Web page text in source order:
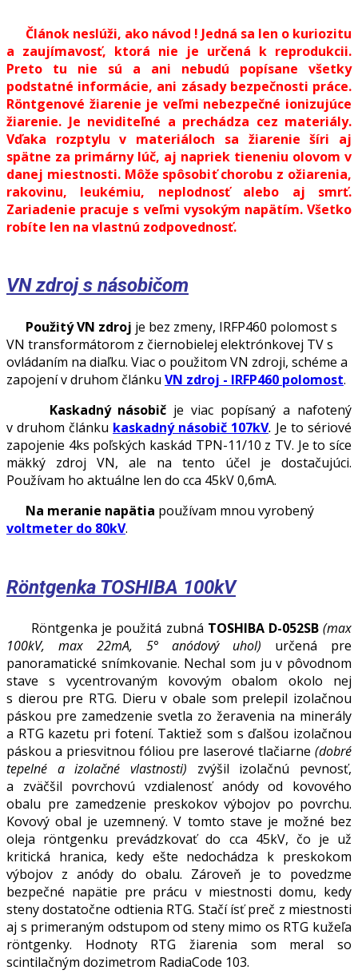
Článok neslúži, ako návod ! Jedná sa len o kuriozitu
a zaujímavosť, ktorá nie je určená k reprodukcii.
Preto tu nie sú a ani nebudú popísane všetky
podstatné informácie, ani zásady bezpečnosti práce.
Röntgenové žiarenie je veľmi nebezpečné ionizujúce
žiarenie. Je neviditeľné a prechádza cez materiály.
Vďaka rozptylu v materiáloch sa žiarenie šíri aj
spätne za primárny lúč, aj napriek tieneniu olovom v
danej miestnosti. Môže spôsobiť chorobu z ožiarenia,
rakovinu, leukémiu, neplodnosť alebo aj smrť.
Zariadenie pracuje s veľmi vysokým napätím. Všetko
robíte len na vlastnú zodpovednosť.
VN zdroj s násobičom
Použitý VN zdroj je bez zmeny, IRFP460 polomost s
VN transformátorom z čiernobielej elektrónkovej TV s
ovládaním na diaľku. Viac o použitom VN zdroji, schéme a
zapojení v druhom článku VN zdroj - IRFP460 polomost.
Kaskadný násobič je viac popísaný a nafotený
v druhom článku kaskadný násobič 107kV. Je to sériové
zapojenie 4ks poľských kaskád TPN-11/10 z TV. Je to síce
mäkký zdroj VN, ale na tento účel je dostačujúci.
Používam ho aktuálne len do cca 45kV 0,6mA.
Na meranie napätia používam mnou vyrobený
voltmeter do 80kV.
Röntgenka TOSHIBA 100kV
Röntgenka je použitá zubná TOSHIBA D-052SB (max
100kV, max 22mA, 5° anódový uhol) určená pre
panoramatické snímkovanie. Nechal som ju v pôvodnom
stave s vycentrovaným kovovým obalom okolo nej
s dierou pre RTG. Dieru v obale som prelepil izolačnou
páskou pre zamedzenie svetla zo žeravenia na minerály
a RTG kazetu pri fotení. Taktiež som s ďalšou izolačnou
páskou a priesvitnou fóliou pre laserové tlačiarne (dobré
tepelné a izolačné vlastnosti) zvýšil izolačnú pevnosť,
a zväčšil povrchovú vzdialenosť anódy od kovového
obalu pre zamedzenie preskokov výbojov po povrchu.
Kovový obal je uzemnený. V tomto stave je možné bez
oleja röntgenku prevádzkovať do cca 45kV, čo je už
kritická hranica, kedy ešte nedochádza k preskokom
výbojov z anódy do obalu. Zároveň je to povedzme
bezpečné napätie pre prácu v miestnosti domu, kedy
steny dostatočne odtienia RTG. Stačí ísť preč z miestnosti
aj s primeraným odstupom od steny mimo os RTG kužeľa
röntgenky. Hodnoty RTG žiarenia som meral so
scintilačným dozimetrom RadiaCode 103.